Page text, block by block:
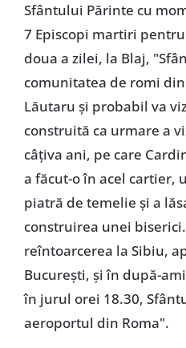
Sfântului Părinte cu
7 Episcopi martiri
doua a zilei, la Blaj,
comunitatea de romi
Lăutaru și probabil va
construită ca urmare a
câțiva ani, pe care
a făcut-o în acel cartier,
piatră de temelie și a
construirea unei
reîntoarcerea la Sibiu,
București, și în după-
în jurul orei 18.30,
aeroportul din Roma".